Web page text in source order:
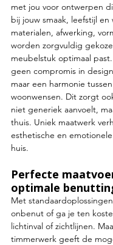
met jou voor ontwerpen
bij jouw smaak, leefstijl
materialen, afwerking,
worden zorgvuldig
meubelstuk optimaal
geen compromis in
maar een harmonie
woonwensen. Dit zorgt
niet generiek aanvoelt,
thuis. Uniek maatwerk
esthetische en
huis.
Perfecte
optimale
Met
onbenut of ga je ten
lichtinval of zichtlijnen.
timmerwerk geeft de